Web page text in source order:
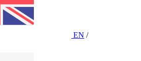
EN /